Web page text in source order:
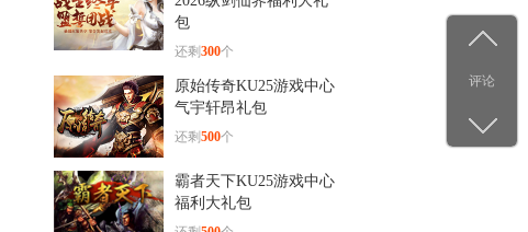
包
还剩300个
原始传奇KU25游戏中心
气宇轩昂礼包
还剩500个
霸者天下KU25游戏中心
福利大礼包
评论